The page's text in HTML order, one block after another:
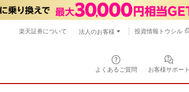
よくあるご質問 お客様サポート
楽天証券について 法人のお客様 投資情報トウシル